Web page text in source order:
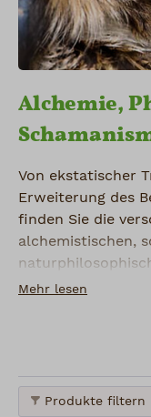
Alchemie,
Von ekstatischer
Erweiterung des
finden Sie die
alchemistischen,
Mehr lesen
Produkte filtern